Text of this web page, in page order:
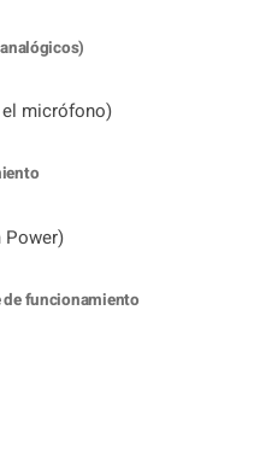
el micrófono)
Power)
funcionamiento